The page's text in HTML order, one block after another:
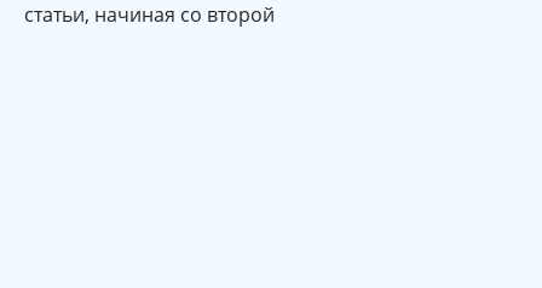
статьи, начиная со второй